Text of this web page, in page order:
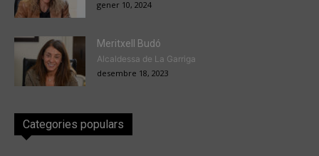
gener 10, 2024
Meritxell Budó
Alcaldessa de La Garriga
desembre 18, 2023
Categories populars